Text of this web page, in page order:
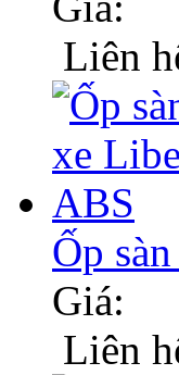
Liên
Ốp
Giá:
Liên